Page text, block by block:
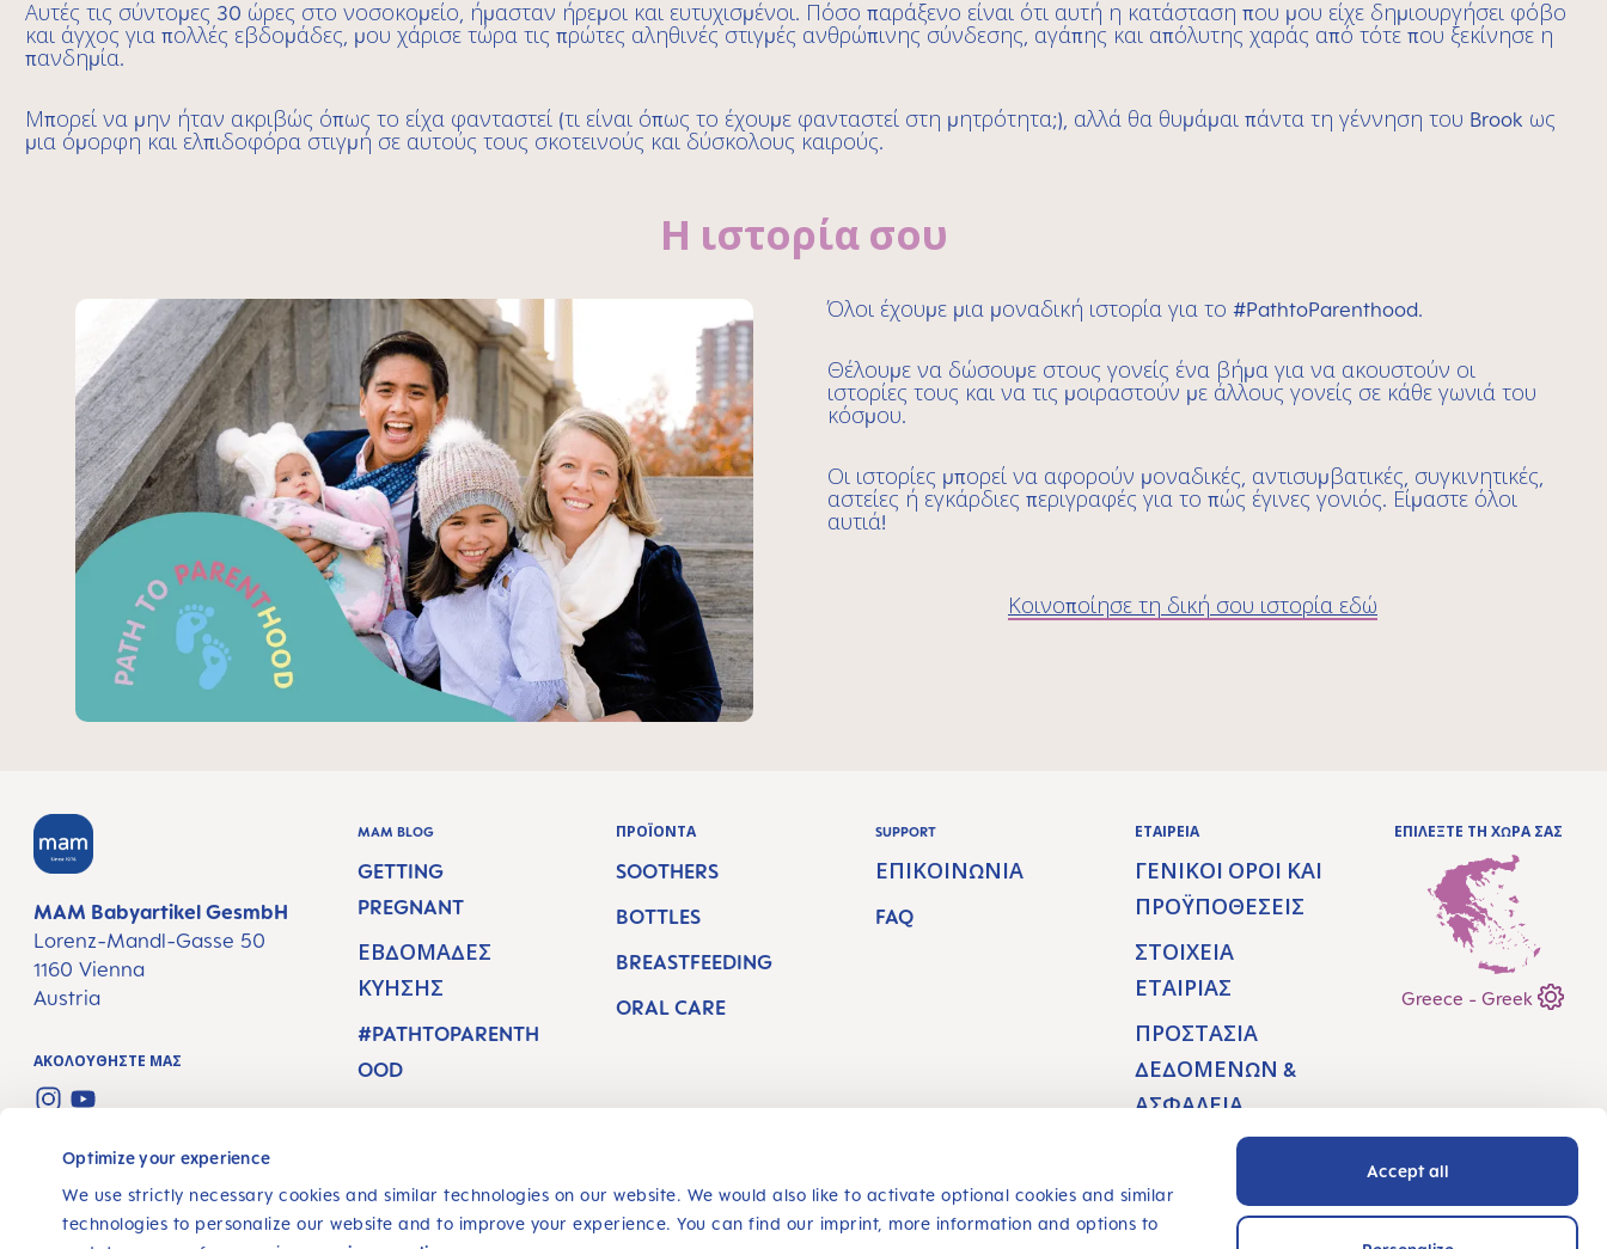
Optimize your experience
We use strictly necessary cookies and similar technologies on our website. We would also like to activate optional cookies and similar
technologies to personalize our website and to improve your experience. You can find our imprint, more information and options to
Accept all
Αυτές τις σύντομες 30 ώρες στο νοσοκομείο, ήμασταν ήρεμοι και ευτυχισμένοι. Πόσο παράξενο είναι ότι αυτή η κατάσταση που μου είχε δημιουργήσει φόβο
και άγχος για πολλές εβδομάδες, μου χάρισε τώρα τις πρώτες αληθινές στιγμές ανθρώπινης σύνδεσης, αγάπης και απόλυτης χαράς από τότε που ξεκίνησε η
πανδημία.
Μπορεί να μην ήταν ακριβώς όπως το είχα φανταστεί (τι είναι όπως το έχουμε φανταστεί στη μητρότητα;), αλλά θα θυμάμαι πάντα τη γέννηση του Brook ως
μια όμορφη και ελπιδοφόρα στιγμή σε αυτούς τους σκοτεινούς και δύσκολους καιρούς.
Η ιστορία σου
Όλοι έχουμε μια μοναδική ιστορία για το #PathtoParenthood.
Θέλουμε να δώσουμε στους γονείς ένα βήμα για να ακουστούν οι
ιστορίες τους και να τις μοιραστούν με άλλους γονείς σε κάθε γωνιά του
κόσμου.
Οι ιστορίες μπορεί να αφορούν μοναδικές, αντισυμβατικές, συγκινητικές,
αστείες ή εγκάρδιες περιγραφές για το πώς έγινες γονιός. Είμαστε όλοι
αυτιά!
Κοινοποίησε τη δική σου ιστορία εδώ
MAM Babyartikel GesmbH
Lorenz-Mandl-Gasse 50
1160 Vienna
Austria
ΑΚΟΛΟΥΘΉΣΤΕ ΜΑΣ
INSTAGRAM
YOUTUBE
MAM BLOG
GETTING
PREGNANT
ΕΒΔΟΜΆΔΕΣ
ΚΎΗΣΗΣ
#PATHTOPARENTH
OOD
ΠΡΟΪΌΝΤΑ
SOOTHERS
BOTTLES
BREASTFEEDING
ORAL CARE
SUPPORT
ΕΠΙΚΟΙΝΩΝΊΑ
FAQ
ΕΤΑΙΡΕΊΑ
ΓΕΝΙΚΟΊ ΌΡΟΙ ΚΑΙ
ΠΡΟΫΠΟΘΈΣΕΙΣ
ΣΤΟΙΧΕΊΑ
ΕΤΑΙΡΊΑΣ
ΠΡΟΣΤΑΣΊΑ
ΔΕΔΟΜΈΝΩΝ &
ΑΣΦΆΛΕΙΑ
ΠΡΟΣΒΑΣΙΜΌΤΗ
ΤΑΣ
ΕΠΙΛΕΞΤΕ ΤΗ ΧΩΡΑ ΣΑΣ
Greece - Greek